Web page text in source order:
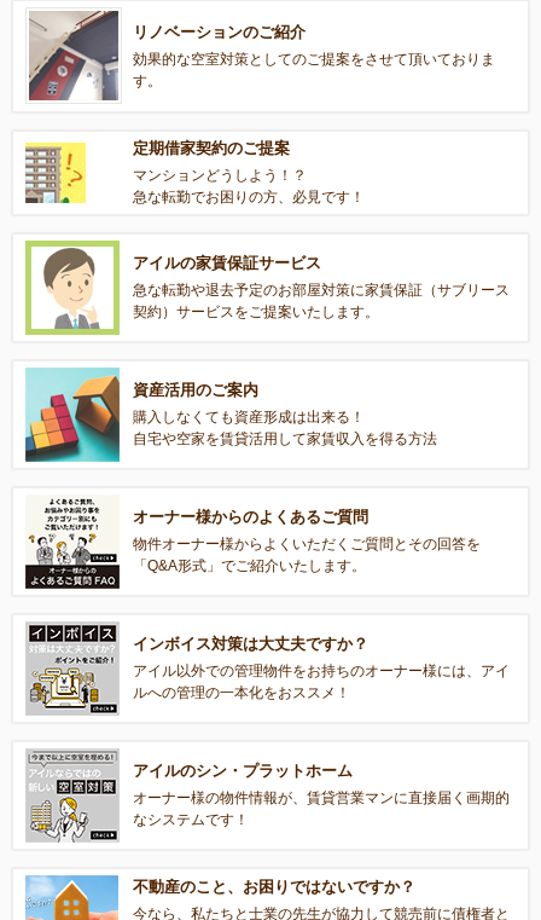
リノベーションのご紹介
効果的な空室対策としてのご提案をさせて頂いておりま
す。
定期借家契約のご提案
マンションどうしよう！？
急な転勤でお困りの方、必見です！
アイルの家賃保証サービス
急な転勤や退去予定のお部屋対策に家賃保証（サブリース
契約）サービスをご提案いたします。
資産活用のご案内
購入しなくても資産形成は出来る！
自宅や空家を賃貸活用して家賃収入を得る方法
オーナー様からのよくあるご質問
物件オーナー様からよくいただくご質問とその回答を
「Q&A形式」でご紹介いたします。
インボイス対策は大丈夫ですか？
アイル以外での管理物件をお持ちのオーナー様には、アイ
ルへの管理の一本化をおススメ！
アイルのシン・プラットホーム
オーナー様の物件情報が、賃貸営業マンに直接届く画期的
なシステムです！
不動産のこと、お困りではないですか？
今なら、私たちと士業の先生が協力して競売前に債権者と